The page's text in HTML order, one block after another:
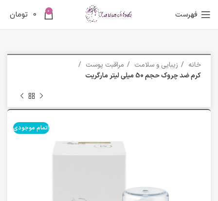
فهرست 0
0 تومان
خانه زیبایی و سلامت
مراقبت پوست
کرم ضد چروک حجم 50 میلی لیتر مارگریت
اتمام موجودی